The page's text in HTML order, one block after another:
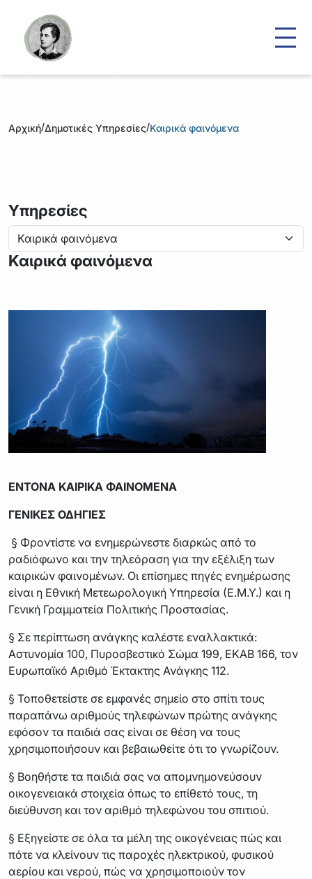
Αρχική/Δημοτικές Υπηρεσίες/Καιρικά φαινόμενα
Υπηρεσίες
Καιρικά φαινόμενα
ΕΝΤΟΝΑ ΚΑΙΡΙΚΑ ΦΑΙΝΟΜΕΝΑ
ΓΕΝΙΚΕΣ ΟΔΗΓΙΕΣ
§ Φροντίστε να ενημερώνεστε διαρκώς από το
ραδιόφωνο και την τηλεόραση για την εξέλιξη των
καιρικών φαινομένων. Οι επίσημες πηγές ενημέρωσης
είναι η Εθνική Μετεωρολογική Υπηρεσία (Ε.Μ.Υ.) και η
Γενική Γραμματεία Πολιτικής Προστασίας.
§ Σε περίπτωση ανάγκης καλέστε εναλλακτικά:
Αστυνομία 100, Πυροσβεστικό Σώμα 199, ΕΚΑΒ 166, τον
Ευρωπαϊκό Αριθμό Έκτακτης Ανάγκης 112.
§ Τοποθετείστε σε εμφανές σημείο στο σπίτι τους
παραπάνω αριθμούς τηλεφώνων πρώτης ανάγκης
εφόσον τα παιδιά σας είναι σε θέση να τους
χρησιμοποιήσουν και βεβαιωθείτε ότι το γνωρίζουν.
§ Βοηθήστε τα παιδιά σας να απομνημονεύσουν
οικογενειακά στοιχεία όπως το επίθετό τους, τη
διεύθυνση και τον αριθμό τηλεφώνου του σπιτιού.
§ Εξηγείστε σε όλα τα μέλη της οικογένειας πώς και
πότε να κλείνουν τις παροχές ηλεκτρικού, φυσικού
αερίου και νερού, πώς να χρησιμοποιούν τον